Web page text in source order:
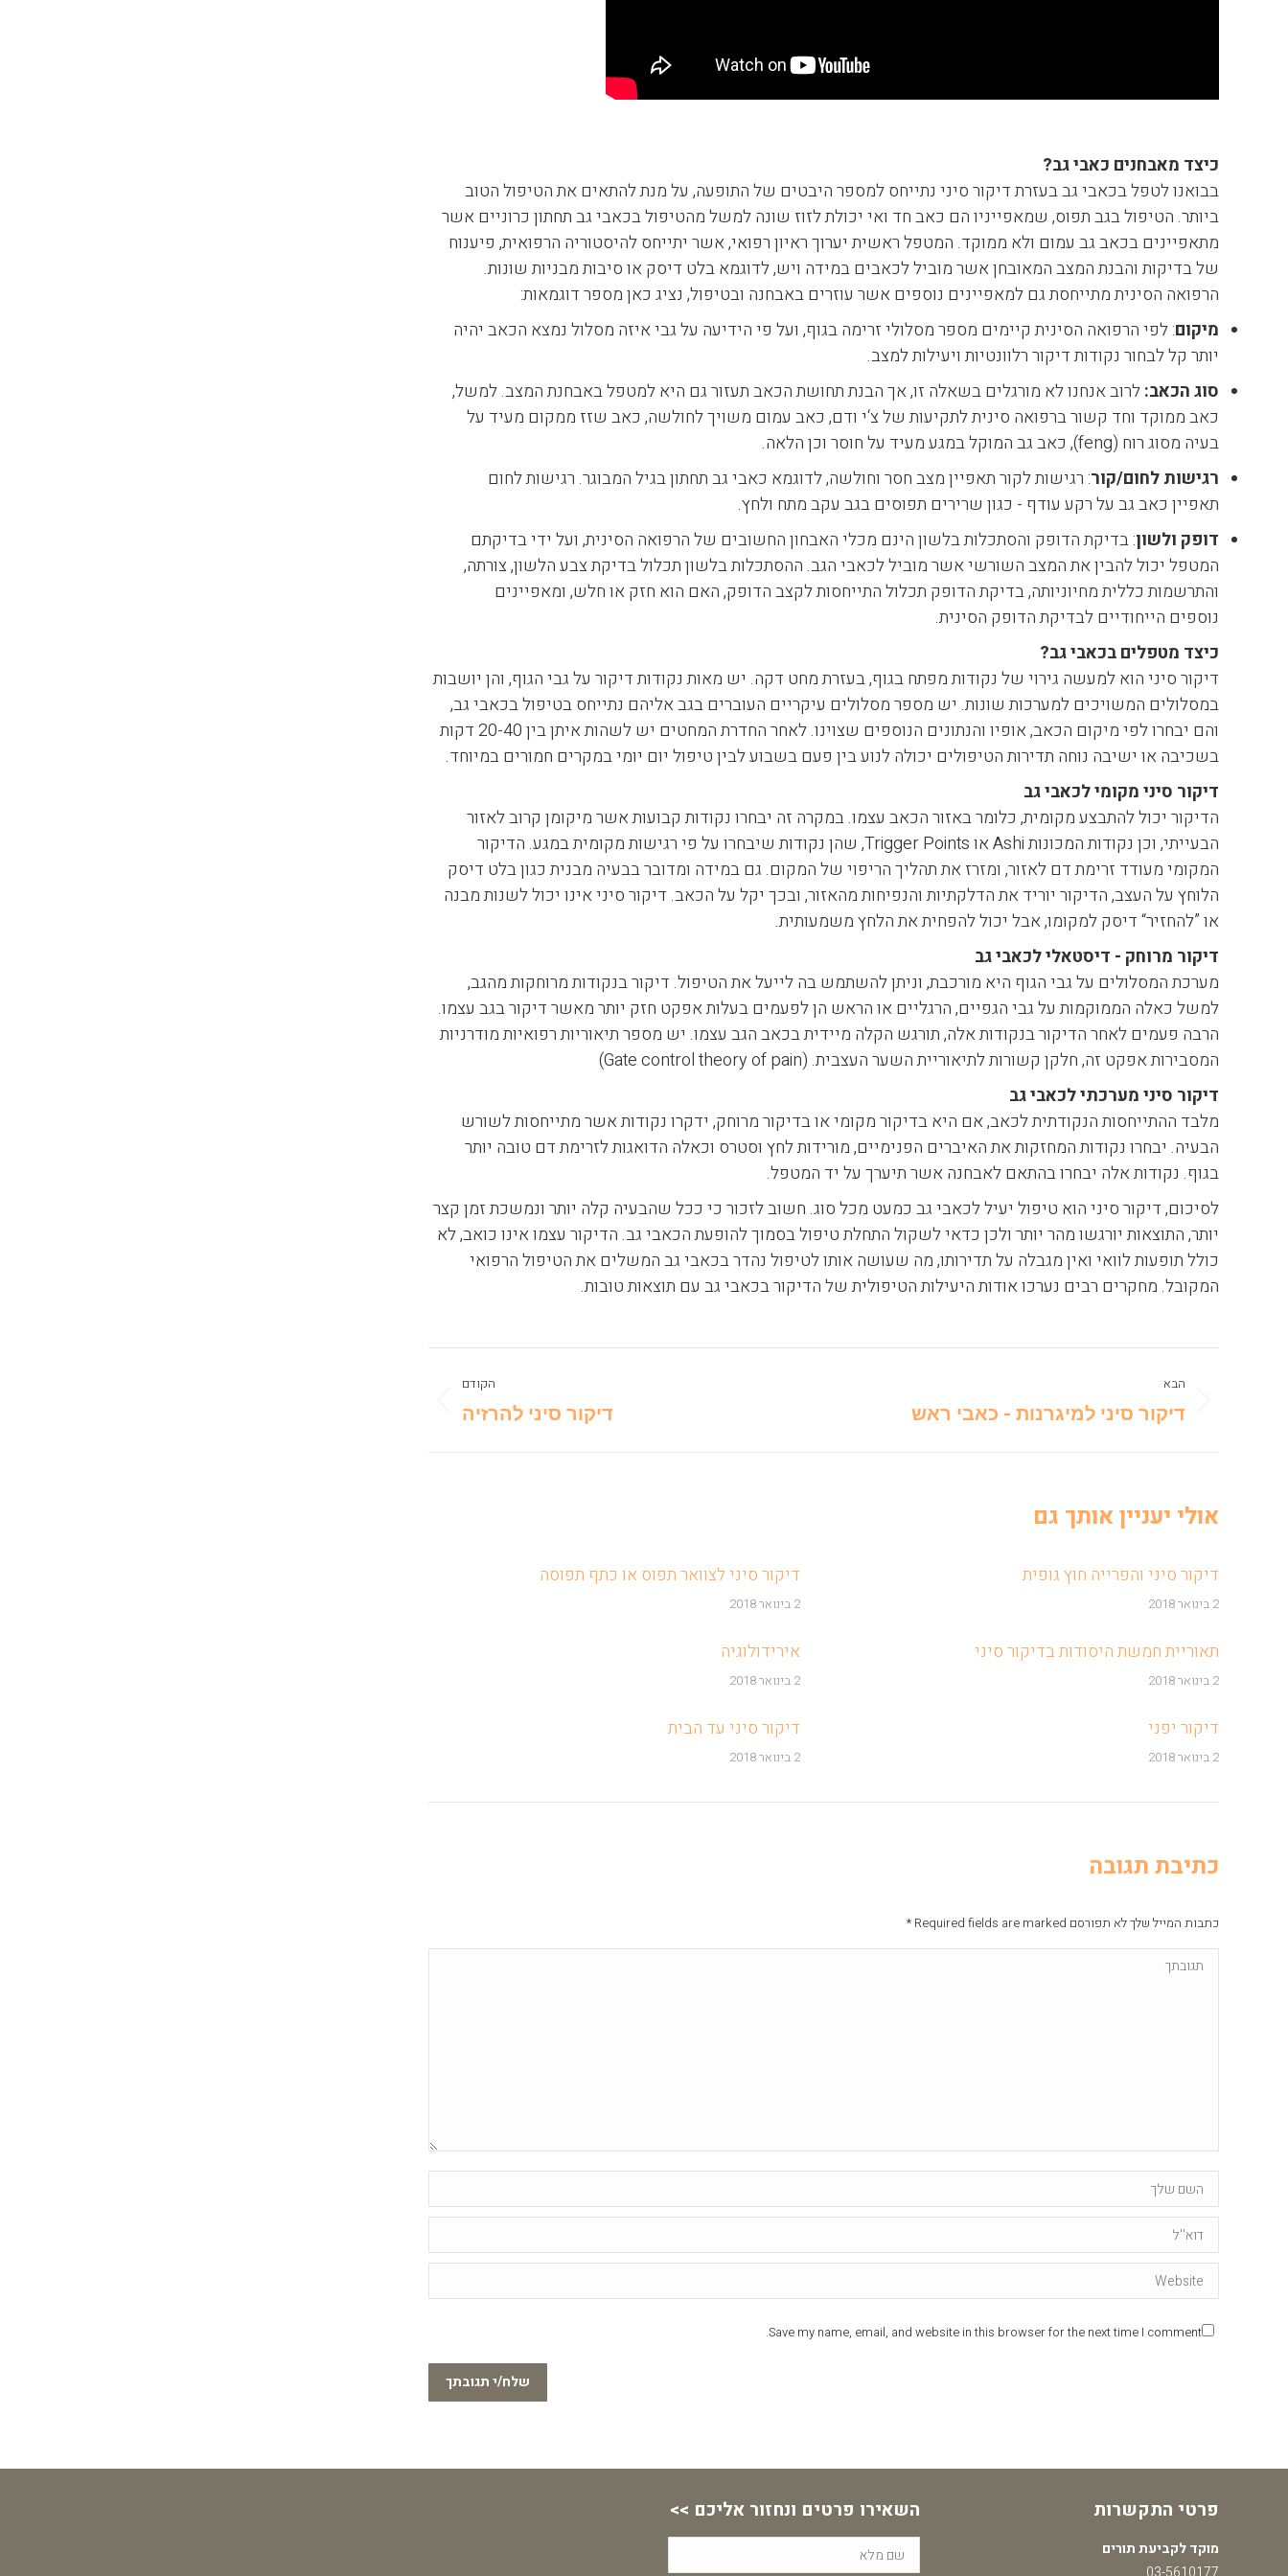
כיצד מאבחנים כאבי גב?
בבואנו לטפל בכאבי גב בעזרת דיקור סיני נתייחס למספר היבטים של התופעה, על מנת להתאים את הטיפול הטוב
ביותר. הטיפול בגב תפוס, שמאפייניו הם כאב חד ואי יכולת לזוז שונה למשל מהטיפול בכאבי גב תחתון כרוניים אשר
מתאפיינים בכאב גב עמום ולא ממוקד. המטפל ראשית יערוך ראיון רפואי, אשר יתייחס להיסטוריה הרפואית, פיענוח
של בדיקות והבנת המצב המאובחן אשר מוביל לכאבים במידה ויש, לדוגמא בלט דיסק או סיבות מבניות שונות.
הרפואה הסינית מתייחסת גם למאפיינים נוספים אשר עוזרים באבחנה ובטיפול, נציג כאן מספר דוגמאות:
מיקום: לפי הרפואה הסינית קיימים מספר מסלולי זרימה בגוף, ועל פי הידיעה על גבי איזה מסלול נמצא הכאב יהיה
יותר קל לבחור נקודות דיקור רלוונטיות ויעילות למצב.
סוג הכאב:לרוב אנחנו לא מורגלים בשאלה זו, אך הבנת תחושת הכאב תעזור גם היא למטפל באבחנת המצב. למשל,
כאב ממוקד וחד קשור ברפואה סינית לתקיעות של צ‘י ודם, כאב עמום משויך לחולשה, כאב שזז ממקום מעיד על
בעיה מסוג רוח (feng), כאב גב המוקל במגע מעיד על חוסר וכן הלאה.
רגישות לחום/קור: רגישות לקור תאפיין מצב חסר וחולשה, לדוגמא כאבי גב תחתון בגיל המבוגר. רגישות לחום
תאפיין כאב גב על רקע עודף - כגון שרירים תפוסים בגב עקב מתח ולחץ.
דופק ולשון: בדיקת הדופק והסתכלות בלשון הינם מכלי האבחון החשובים של הרפואה הסינית, ועל ידי בדיקתם
המטפל יכול להבין את המצב השורשי אשר מוביל לכאבי הגב. ההסתכלות בלשון תכלול בדיקת צבע הלשון, צורתה,
והתרשמות כללית מחיוניותה, בדיקת הדופק תכלול התייחסות לקצב הדופק, האם הוא חזק או חלש, ומאפיינים
נוספים הייחודיים לבדיקת הדופק הסינית.
כיצד מטפלים בכאבי גב?
דיקור סיני הוא למעשה גירוי של נקודות מפתח בגוף, בעזרת מחט דקה. יש מאות נקודות דיקור על גבי הגוף, והן יושבות
במסלולים המשויכים למערכות שונות. יש מספר מסלולים עיקריים העוברים בגב אליהם נתייחס בטיפול בכאבי גב,
והם יבחרו לפי מיקום הכאב, אופיו והנתונים הנוספים שצוינו. לאחר החדרת המחטים יש לשהות איתן בין 20-40 דקות
בשכיבה או ישיבה נוחה תדירות הטיפולים יכולה לנוע בין פעם בשבוע לבין טיפול יום יומי במקרים חמורים במיוחד.
דיקור סיני מקומי לכאבי גב
הדיקור יכול להתבצע מקומית, כלומר באזור הכאב עצמו. במקרה זה יבחרו נקודות קבועות אשר מיקומן קרוב לאזור
הבעייתי, וכן נקודות המכונות Ashi או Trigger Points, שהן נקודות שיבחרו על פי רגישות מקומית במגע. הדיקור
המקומי מעודד זרימת דם לאזור, ומזרז את תהליך הריפוי של המקום. גם במידה ומדובר בבעיה מבנית כגון בלט דיסק
הלוחץ על העצב, הדיקור יוריד את הדלקתיות והנפיחות מהאזור, ובכך יקל על הכאב. דיקור סיני אינו יכול לשנות מבנה
או ”להחזיר“ דיסק למקומו, אבל יכול להפחית את הלחץ משמעותית.
דיקור מרוחק - דיסטאלי לכאבי גב
מערכת המסלולים על גבי הגוף היא מורכבת, וניתן להשתמש בה לייעל את הטיפול. דיקור בנקודות מרוחקות מהגב,
למשל כאלה הממוקמות על גבי הגפיים, הרגליים או הראש הן לפעמים בעלות אפקט חזק יותר מאשר דיקור בגב עצמו.
הרבה פעמים לאחר הדיקור בנקודות אלה, תורגש הקלה מיידית בכאב הגב עצמו. יש מספר תיאוריות רפואיות מודרניות
המסבירות אפקט זה, חלקן קשורות לתיאוריית השער העצבית. (Gate control theory of pain)
דיקור סיני מערכתי לכאבי גב
מלבד ההתייחסות הנקודתית לכאב, אם היא בדיקור מקומי או בדיקור מרוחק, ידקרו נקודות אשר מתייחסות לשורש
הבעיה. יבחרו נקודות המחזקות את האיברים הפנימיים, מורידות לחץ וסטרס וכאלה הדואגות לזרימת דם טובה יותר
בגוף. נקודות אלה יבחרו בהתאם לאבחנה אשר תיערך על יד המטפל.
לסיכום, דיקור סיני הוא טיפול יעיל לכאבי גב כמעט מכל סוג. חשוב לזכור כי ככל שהבעיה קלה יותר ונמשכת זמן קצר
יותר, התוצאות יורגשו מהר יותר ולכן כדאי לשקול התחלת טיפול בסמוך להופעת הכאבי גב. הדיקור עצמו אינו כואב, לא
כולל תופעות לוואי ואין מגבלה על תדירותו, מה שעושה אותו לטיפול נהדר בכאבי גב המשלים את הטיפול הרפואי
המקובל. מחקרים רבים נערכו אודות היעילות הטיפולית של הדיקור בכאבי גב עם תוצאות טובות.
Post
navigation
הקודם
Previousדיקור סיני להרזיה
הבא
Next
דיקור סיני למיגרנות - כאבי ראש
אולי יעניין אותך גם
דיקור סיני והפרייה חוץ גופית
2 בינואר 2018
דיקור סיני לצוואר תפוס או כתף תפוסה
2 בינואר 2018
תאוריית חמשת היסודות בדיקור סיני
2 בינואר 2018
אירידולוגיה
2 בינואר 2018
דיקור יפני
2 בינואר 2018
דיקור סיני עד הבית
2 בינואר 2018
כתיבת תגובה
כתבות המייל שלך לא תפורסם Required fields are marked *
תגובתך
Name *
Email *
Website
Save my name, email, and website in this browser for the next time I comment.
שלח/י תגובתך
פרטי התקשרות
מוקד לקביעת תורים
השאירו פרטים ונחזור אליכם >>